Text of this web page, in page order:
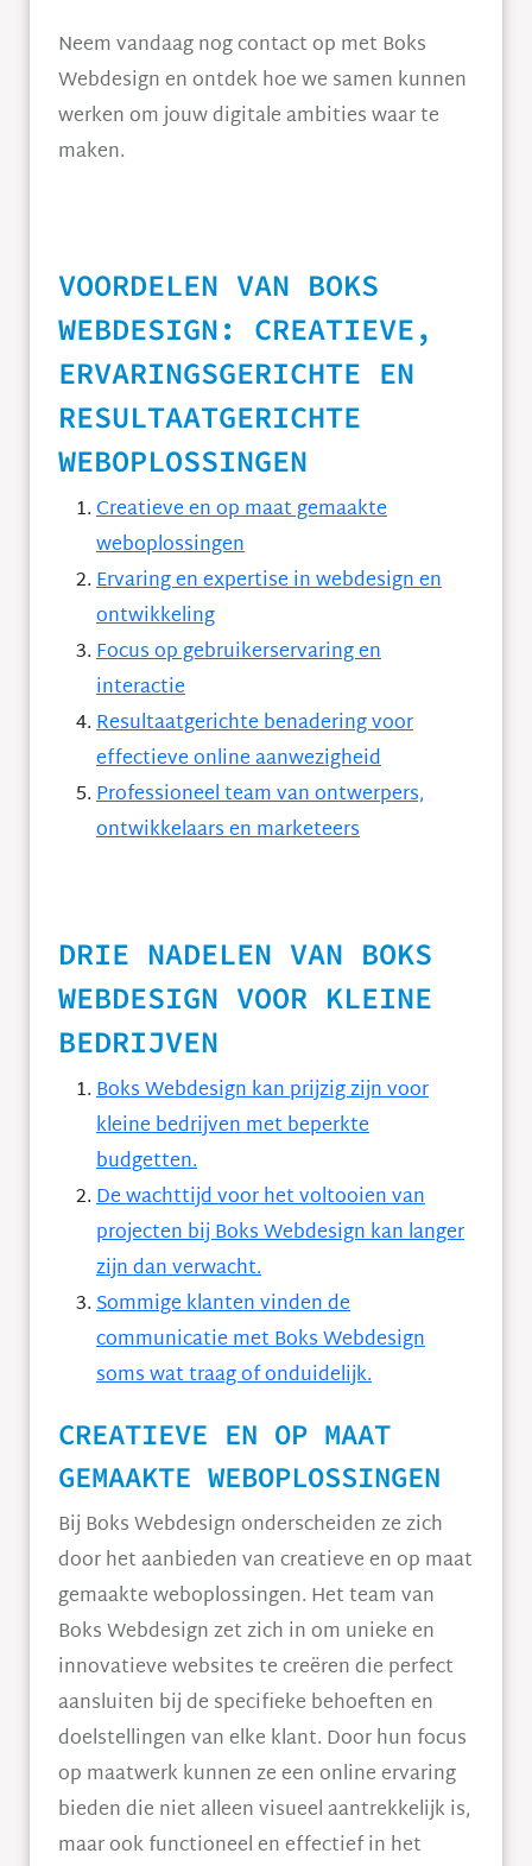
Neem vandaag nog contact op met Boks
Webdesign en ontdek hoe we samen kunnen
werken om jouw digitale ambities waar te
maken.
VOORDELEN VAN BOKS
WEBDESIGN: CREATIEVE,
ERVARINGSGERICHTE EN
RESULTAATGERICHTE
WEBOPLOSSINGEN
Creatieve en op maat gemaakte
weboplossingen
Ervaring en expertise in webdesign en
ontwikkeling
Focus op gebruikerservaring en
interactie
Resultaatgerichte benadering voor
effectieve online aanwezigheid
Professioneel team van ontwerpers,
ontwikkelaars en marketeers
DRIE NADELEN VAN BOKS
WEBDESIGN VOOR KLEINE
BEDRIJVEN
Boks Webdesign kan prijzig zijn voor
kleine bedrijven met beperkte
budgetten.
De wachttijd voor het voltooien van
projecten bij Boks Webdesign kan langer
zijn dan verwacht.
Sommige klanten vinden de
communicatie met Boks Webdesign
soms wat traag of onduidelijk.
CREATIEVE EN OP MAAT
GEMAAKTE WEBOPLOSSINGEN
Bij Boks Webdesign onderscheiden ze zich
door het aanbieden van creatieve en op maat
gemaakte weboplossingen. Het team van
Boks Webdesign zet zich in om unieke en
innovatieve websites te creëren die perfect
aansluiten bij de specifieke behoeften en
doelstellingen van elke klant. Door hun focus
op maatwerk kunnen ze een online ervaring
bieden die niet alleen visueel aantrekkelijk is,
maar ook functioneel en effectief in het